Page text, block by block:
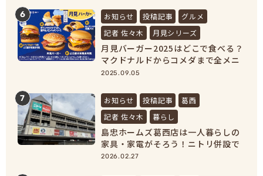
6 お知らせ 投稿記事
グルメ
記者 佐々木
月見シリーズ
月見バーガー2025はどこで食べる？
マクドナルドからコメダまで全メニ
ュー紹介！
2025.09.05
7 お知らせ 投稿記事
葛西
記者 佐々木
暮らし
島忠ホームズ葛西店は一人暮らしの
家具・家電がそろう！ニトリ併設で
新生活準備が完結
2026.02.27